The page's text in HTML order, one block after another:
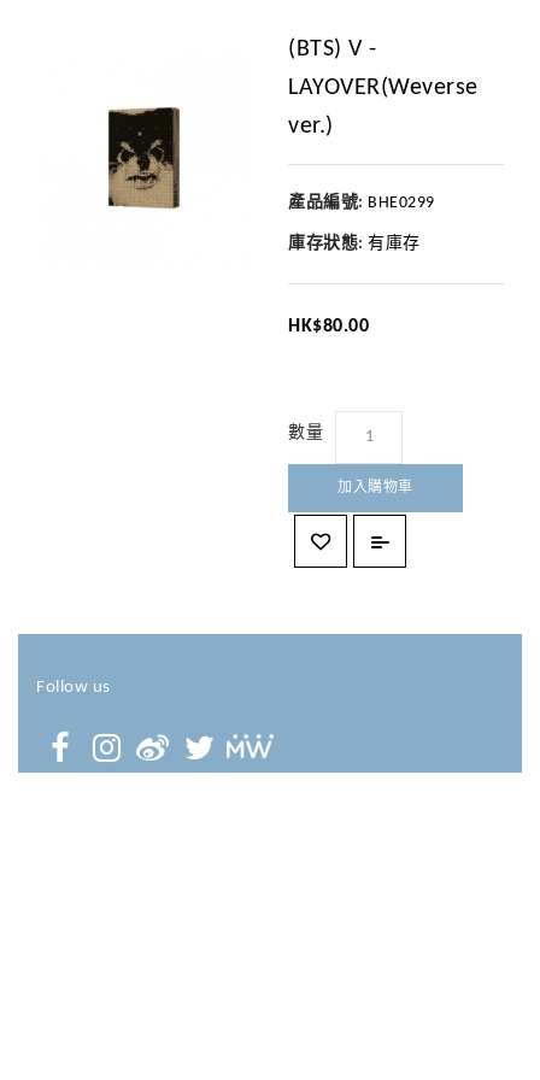
(BTS) V -
LAYOVER(Weverse
ver.)
產品編號: BHE0299
庫存狀態: 有庫存
HK$80.00
數量
加入購物車
Follow us